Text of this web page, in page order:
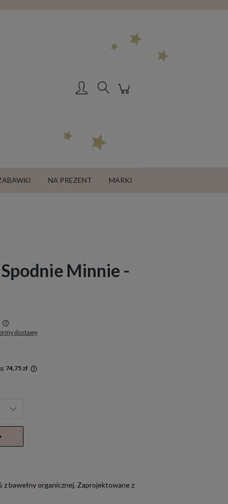
NA PREZENT MARKI
Minnie -
dostawy
74,75 zł
niż
w
bawełny organicznej. Zaprojektowane z